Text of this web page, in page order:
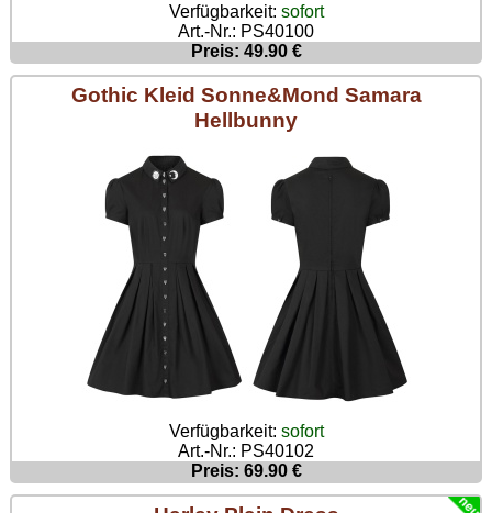
Verfügbarkeit: sofort
Art.-Nr.: PS40100
Preis: 49.90 €
Gothic Kleid Sonne&Mond Samara
Hellbunny
Verfügbarkeit: sofort
Art.-Nr.: PS40102
Preis: 69.90 €